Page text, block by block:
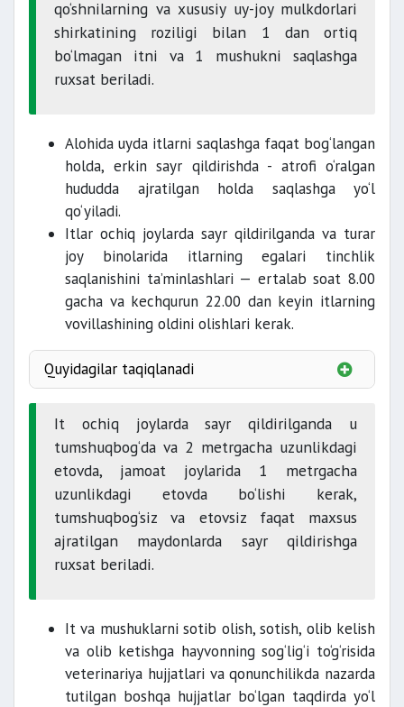
qo‘shnilarning va xususiy uy-joy mulkdorlari
shirkatining roziligi bilan 1 dan ortiq
bo‘lmagan itni va 1 mushukni saqlashga
ruxsat beriladi.
Alohida uyda itlarni saqlashga faqat bog‘langan
holda, erkin sayr qildirishda - atrofi o‘ralgan
hududda ajratilgan holda saqlashga yo‘l
qo‘yiladi.
Itlar ochiq joylarda sayr qildirilganda va turar
joy binolarida itlarning egalari tinchlik
saqlanishini ta’minlashlari — ertalab soat 8.00
gacha va kechqurun 22.00 dan keyin itlarning
vovillashining oldini olishlari kerak.
Quyidagilar taqiqlanadi
It ochiq joylarda sayr qildirilganda u
tumshuqbog‘da va 2 metrgacha uzunlikdagi
etovda, jamoat joylarida 1 metrgacha
uzunlikdagi etovda bo‘lishi kerak,
tumshuqbog‘siz va etovsiz faqat maxsus
ajratilgan maydonlarda sayr qildirishga
ruxsat beriladi.
It va mushuklarni sotib olish, sotish, olib kelish
va olib ketishga hayvonning sog‘lig‘i to‘g‘risida
veterinariya hujjatlari va qonunchilikda nazarda
tutilgan boshqa hujjatlar bo‘lgan taqdirda yo‘l